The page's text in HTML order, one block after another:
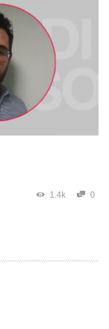
1.4k 0